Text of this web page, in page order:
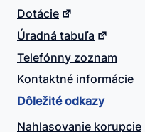
Dotácie
Úradná tabuľa
Telefónny zoznam
Kontaktné informácie
Dôležité odkazy
Nahlasovanie korupcie